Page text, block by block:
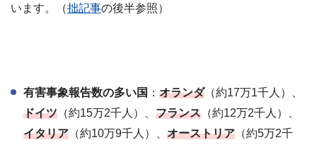
います。（拙記事の後半参照）
有害事象報告数の多い国 ： オランダ（約17万1千人）、
ドイツ （約15万2千人）、 フランス （約12万2千人）、
イタリア （約10万9千人）、 オーストリア （約5万2千